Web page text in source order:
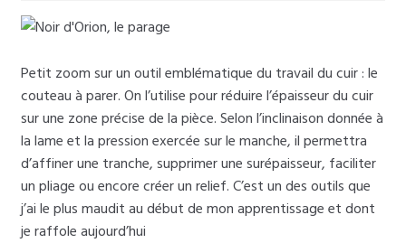
Petit zoom sur un outil emblématique du travail du cuir : le
couteau à parer. On l’utilise pour réduire l’épaisseur du cuir
sur une zone précise de la pièce. Selon l’inclinaison donnée à
la lame et la pression exercée sur le manche, il permettra
d’affiner une tranche, supprimer une surépaisseur, faciliter
un pliage ou encore créer un relief. C’est un des outils que
j’ai le plus maudit au début de mon apprentissage et dont
je raffole aujourd’hui